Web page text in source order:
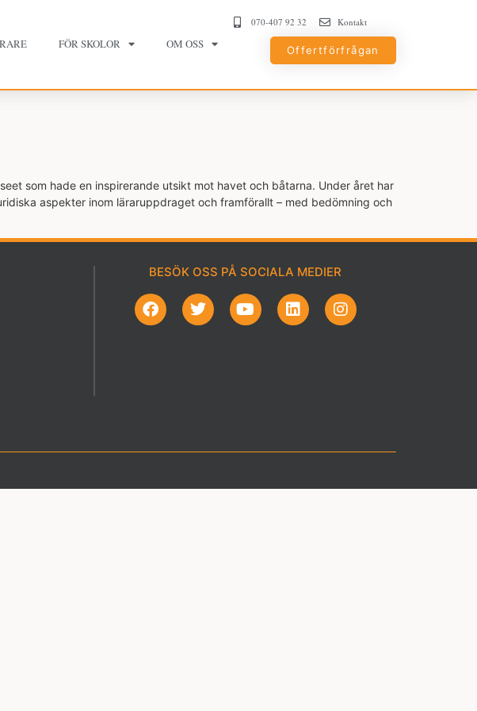
FÖR SKOLOR OM OSS
070-407 92 32 Kontakt
Offertförfrågan
som hade en inspirerande utsikt mot havet och båtarna. Under året har
aspekter inom läraruppdraget och framförallt – med bedömning och
BESÖK OSS PÅ SOCIALA MEDIER